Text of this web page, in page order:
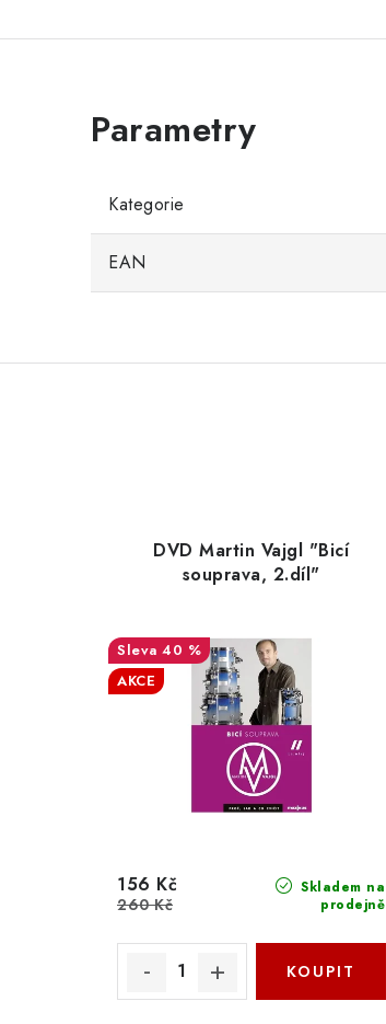
Kategorie
EAN
DVD Martin Vajgl "Bicí
souprava, 2.díl"
40 %
AKCE
Skladem na
prodejně
156 Kč
260 Kč